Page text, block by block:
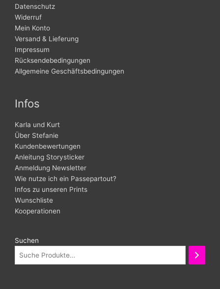
Datenschutz
Widerruf
Mein Konto
Versand & Lieferung
Impressum
Rücksendebedingungen
Allgemeine Geschäftsbedingungen
Infos
Karla und Kurt
Über Stefanie
Kundenbewertungen
Anleitung Storysticker
Anmeldung Newsletter
Wie nutze ich ein Passepartout?
Infos zu unseren Prints
Wunschliste
Kooperationen
Suchen